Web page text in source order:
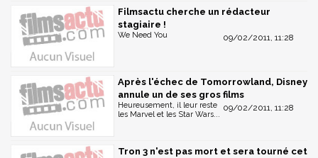
Filmsactu cherche un rédacteur
stagiaire !
09/02/2011, 11:28
We Need You
Après l'échec de Tomorrowland, Disney
annule un de ses gros films
09/02/2011, 11:28
Heureusement, il leur reste
les Marvel et les Star Wars...
Tron 3 n'est pas mort et sera tourné cet